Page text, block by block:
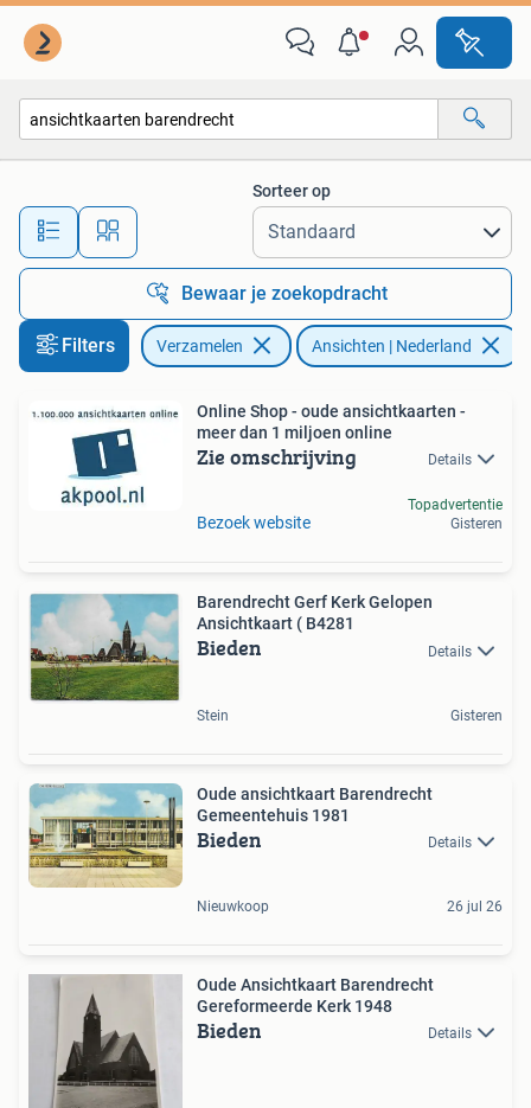
Alle afstanden…
Sorteer op
Bewaar je zoekopdracht
Filters Verzamelen Ansichten | Nederland
Online Shop - oude ansichtkaarten -
meer dan 1 miljoen online
Zie omschrijving Details
Bezoek website
Topadvertentie
Gisteren
Barendrecht Gerf Kerk Gelopen
Ansichtkaart ( B4281
Bieden Details
Stein Gisteren
Oude ansichtkaart Barendrecht
Gemeentehuis 1981
Bieden Details
Nieuwkoop 26 jul 26
Oude Ansichtkaart Barendrecht
Gereformeerde Kerk 1948
Bieden Details